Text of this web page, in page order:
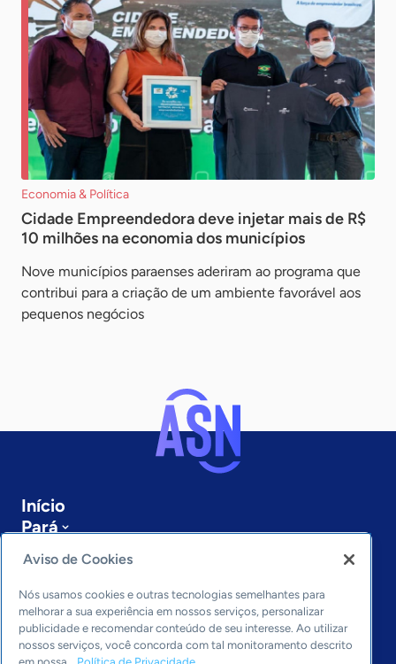
Economia & Política
Cidade Empreendedora deve injetar mais de R$
10 milhões na economia dos municípios
Nove municípios paraenses aderiram ao programa que
contribui para a criação de um ambiente favorável aos
pequenos negócios
Início
Pará
Sobre a ASN
Últimas notícias
Entre em contato
Editorias
Economia & Política
Aviso de Cookies
Nós usamos cookies e outras tecnologias semelhantes para
melhorar a sua experiência em nossos serviços, personalizar
publicidade e recomendar conteúdo de seu interesse. Ao utilizar
nossos serviços, você concorda com tal monitoramento descrito